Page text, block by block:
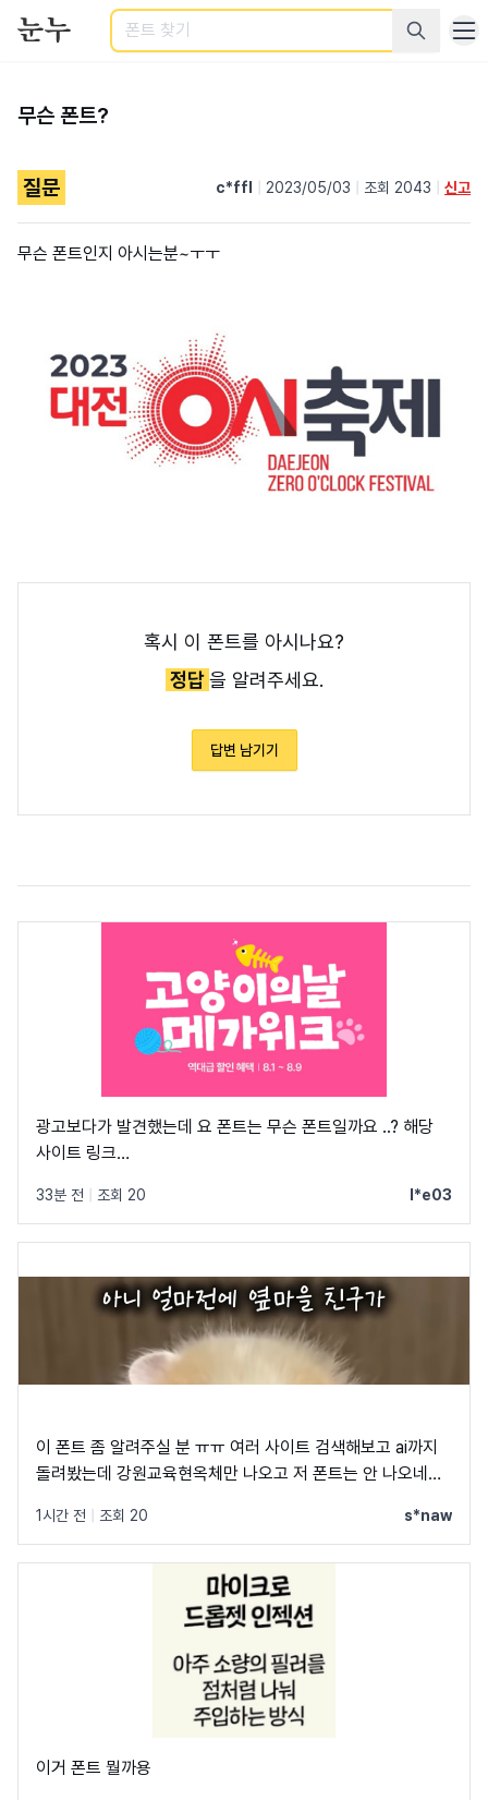
검색
무슨 폰트?
질문 c*ffl 2023/05/03 조회 2043 신고
무슨 폰트인지 아시는분~ㅜㅜ
혹시 이 폰트를 아시나요?
정답을 알려주세요.
답변 남기기
광고보다가 발견했는데 요 폰트는 무슨 폰트일까요 ..? 해당
사이트 링크
shopping-
33분 전 조회 20 l*e03
이 폰트 좀 알려주실 분 ㅠㅠ 여러 사이트 검색해보고 ai까지
돌려봤는데 강원교육현옥체만 나오고 저 폰트는 안 나오네요
1시간 전 조회 20 s*naw
이거 폰트 뭘까용